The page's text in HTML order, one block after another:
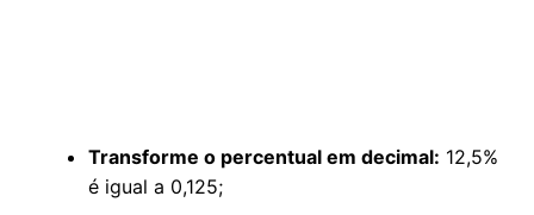
Transforme o percentual em decimal: 12,5%
é igual a 0,125;